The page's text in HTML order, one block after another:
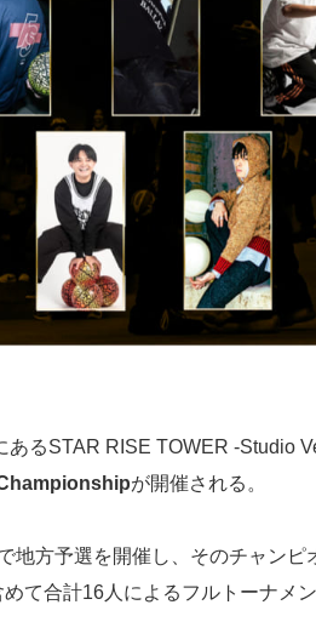
るSTAR RISE TOWER -Studio
が開催される。
地方予選を開催し、そのチャン
て合計16人によるフルトーナメン